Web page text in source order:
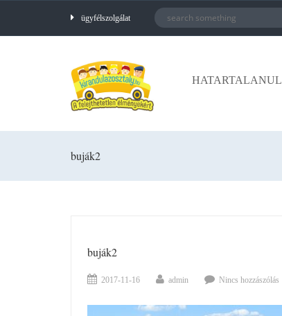
ügyfélszolgálat
HATARTALANUL
buják2
buják2
2017-11-16 admin Nincs hozzászólás